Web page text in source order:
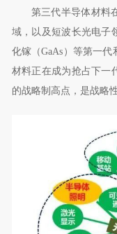
第三代半导体材料
域，以及短波长光电子
化镓（GaAs ）等第一代
材料正在成为抢占下一
的战略制高点，是战略